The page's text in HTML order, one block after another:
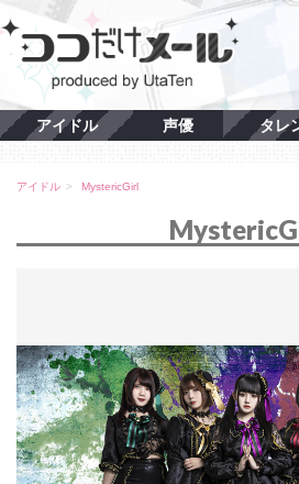
アイドル 声優 タレ
アイドル MystericGirl